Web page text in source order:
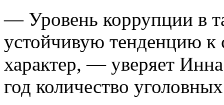
— Уровень коррупции в
устойчивую тенденцию
характер, — уверяет
год количество